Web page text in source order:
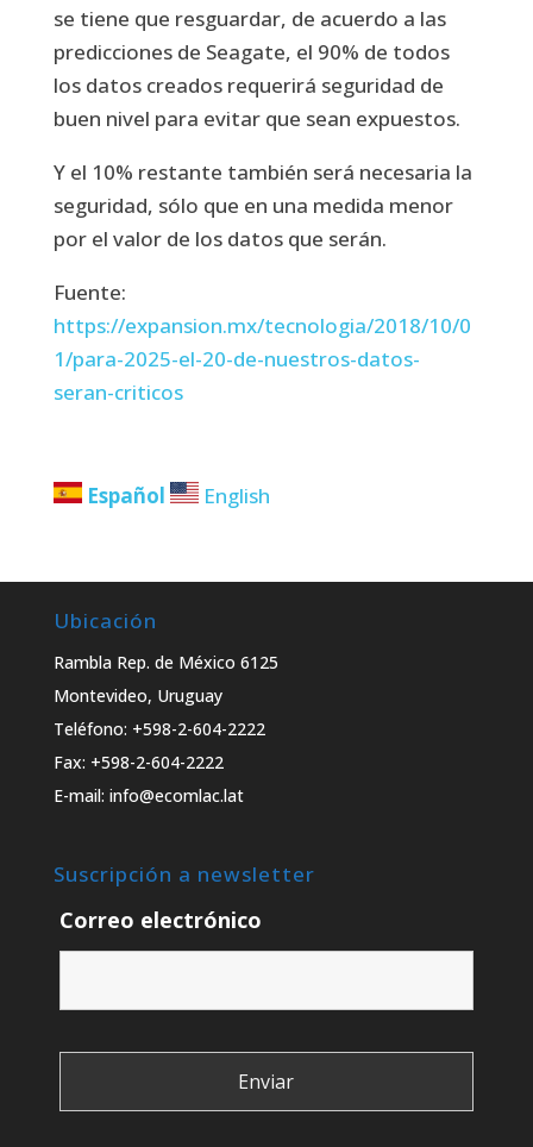
se tiene que resguardar, de acuerdo a las
predicciones de Seagate, el 90% de todos
los datos creados requerirá seguridad de
buen nivel para evitar que sean expuestos.
Y el 10% restante también será necesaria la
seguridad, sólo que en una medida menor
por el valor de los datos que serán.
Fuente:
https://expansion.mx/tecnologia/2018/10/0
1/para-2025-el-20-de-nuestros-datos-
seran-criticos
Español English
Ubicación
Rambla Rep. de México 6125
Montevideo, Uruguay
Teléfono: +598-2-604-2222
Fax: +598-2-604-2222
E-mail: info@ecomlac.lat
Suscripción a newsletter
Correo electrónico